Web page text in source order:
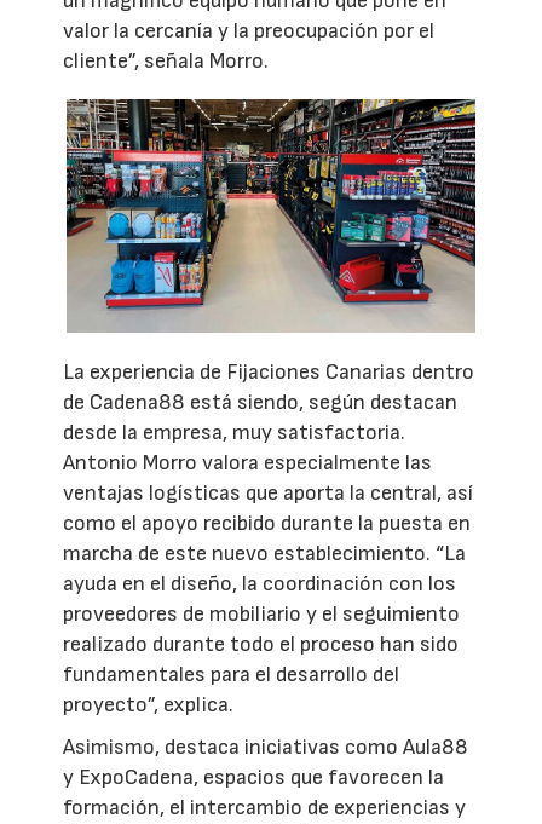
valor la cercanía y la preocupación por el
cliente”, señala Morro.
La experiencia de Fijaciones Canarias dentro
de Cadena88 está siendo, según destacan
desde la empresa, muy satisfactoria.
Antonio Morro valora especialmente las
ventajas logísticas que aporta la central, así
como el apoyo recibido durante la puesta en
marcha de este nuevo establecimiento. “La
ayuda en el diseño, la coordinación con los
proveedores de mobiliario y el seguimiento
realizado durante todo el proceso han sido
fundamentales para el desarrollo del
proyecto”, explica.
Asimismo, destaca iniciativas como Aula88
y ExpoCadena, espacios que favorecen la
formación, el intercambio de experiencias y